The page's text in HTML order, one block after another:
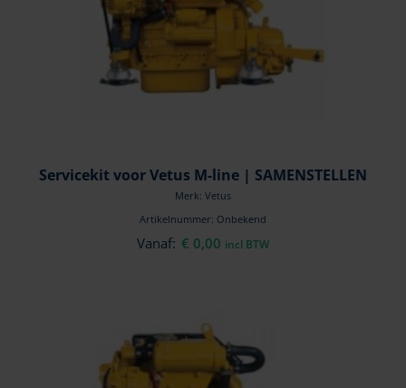
Servicekit voor Vetus M-line | SAMENSTELLEN
Merk: Vetus
Artikelnummer: Onbekend
Vanaf: € 0,00 incl BTW